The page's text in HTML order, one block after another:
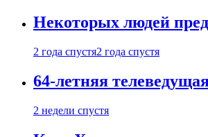
Некоторых людей
2 года спустя2 года спустя
64-летняя
2 недели спустя